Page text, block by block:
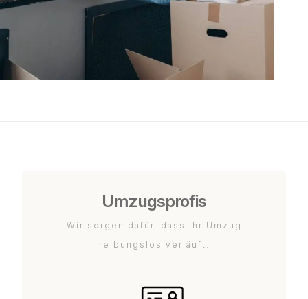
Umzugsprofis
Wir sorgen dafür, dass Ihr Umzug
reibungslos verläuft.